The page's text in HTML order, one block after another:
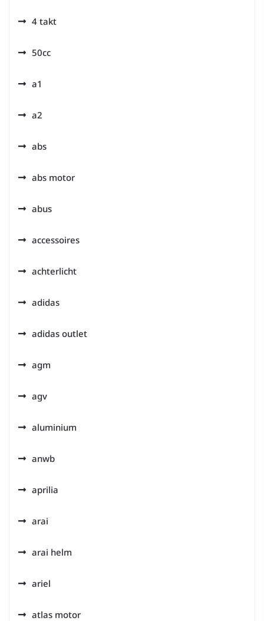
4 takt
50cc
a1
a2
abs
abs motor
abus
accessoires
achterlicht
adidas
adidas outlet
agm
agv
aluminium
anwb
aprilia
arai
arai helm
ariel
atlas motor